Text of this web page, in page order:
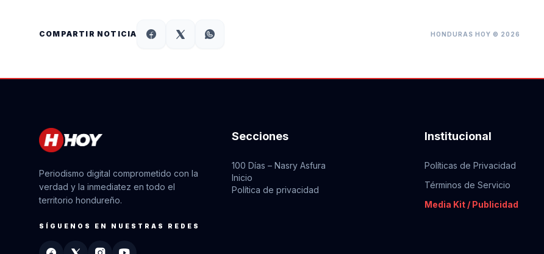
COMPARTIR NOTICIA HONDURAS HOY © 2026
Periodismo digital comprometido con la
verdad y la inmediatez en todo el
territorio hondureño.
SÍGUENOS EN NUESTRAS REDES
Secciones
100 Días – Nasry Asfura
Inicio
Política de privacidad
Institucional
Políticas de Privacidad
Términos de Servicio
Media Kit / Publicidad